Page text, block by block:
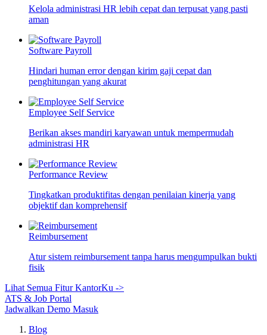
Kelola administrasi HR lebih cepat dan terpusat yang pasti
aman
Software Payroll
Hindari human error dengan kirim gaji cepat dan
penghitungan yang akurat
Employee Self Service
Berikan akses mandiri karyawan untuk mempermudah
administrasi HR
Performance Review
Tingkatkan produktifitas dengan penilaian kinerja yang
objektif dan komprehensif
Reimbursement
Atur sistem reimbursement tanpa harus mengumpulkan bukti
fisik
Lihat Semua Fitur KantorKu ->
ATS & Job Portal
Jadwalkan Demo Masuk
Blog